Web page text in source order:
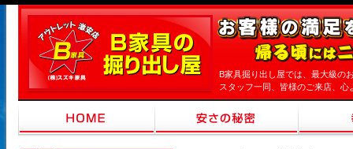
B家具掘り出し屋では、最大級の
スタッフ一同、皆様のご来店、